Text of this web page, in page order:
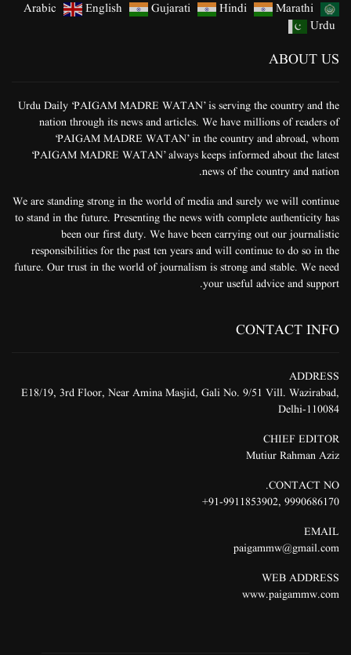
Arabic English Gujarati Hindi
Marathi
Urdu
ABOUT US
Urdu Daily ‘PAIGAM MADRE WATAN’ is serving the country and the
nation through its news and articles. We have millions of readers of
‘PAIGAM MADRE WATAN’ in the country and abroad, whom
‘PAIGAM MADRE WATAN’ always keeps informed about the latest
news of the country and nation.
We are standing strong in the world of media and surely we will continue
to stand in the future. Presenting the news with complete authenticity has
been our first duty. We have been carrying out our journalistic
responsibilities for the past ten years and will continue to do so in the
future. Our trust in the world of journalism is strong and stable. We need
your useful advice and support.
CONTACT INFO
ADDRESS
E18/19, 3rd Floor, Near Amina Masjid, Gali No. 9/51 Vill. Wazirabad,
Delhi-110084
CHIEF EDITOR
Mutiur Rahman Aziz
CONTACT NO.
9990686170
,
91-9911853902+
EMAIL
paigammw@gmail.com
WEB ADDRESS
www.paigammw.com